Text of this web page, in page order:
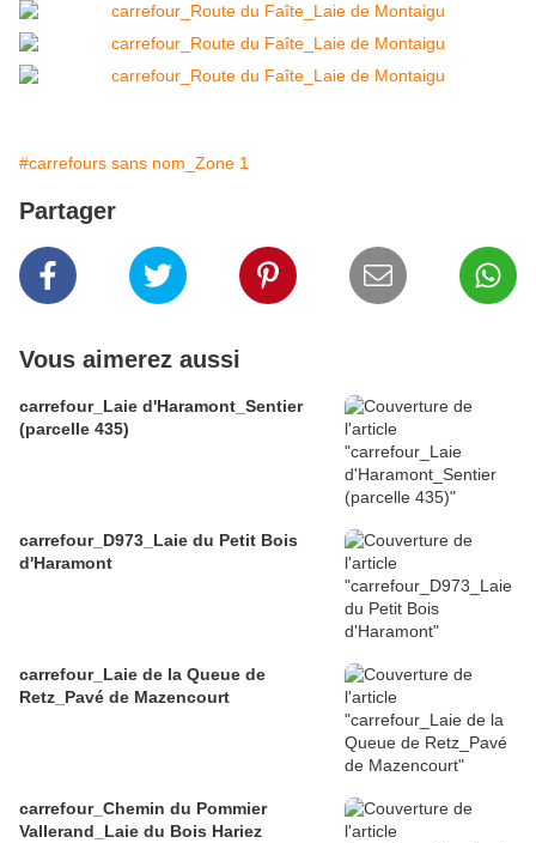
#carrefours sans nom_Zone 1
Partager
Vous aimerez aussi
carrefour_Laie d'Haramont_Sentier
(parcelle 435)
carrefour_D973_Laie du Petit Bois
d'Haramont
carrefour_Laie de la Queue de
Retz_Pavé de Mazencourt
carrefour_Chemin du Pommier
Vallerand_Laie du Bois Hariez